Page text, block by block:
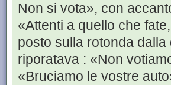
Non si vota», con
«Attenti a quello che
posto sulla rotonda
riporatava : «Non
«Bruciamo le vostre